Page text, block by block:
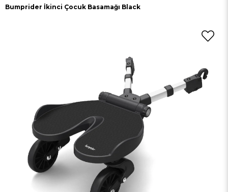
Bumprider İkinci Çocuk Basamağı Black